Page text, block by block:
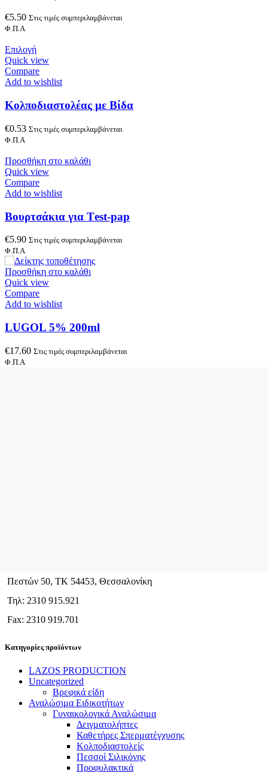
€5.50 Στις τιμές συμπεριλαμβάνεται
Φ.Π.Α
Επιλογή
Quick view
Compare
Add to wishlist
Κολποδιαστολέας με Βίδα
€0.53 Στις τιμές συμπεριλαμβάνεται
Φ.Π.Α
Προσθήκη στο καλάθι
Quick view
Compare
Add to wishlist
Βουρτσάκια για Τest-pap
€5.90 Στις τιμές συμπεριλαμβάνεται
Φ.Π.Α
Προσθήκη στο καλάθι
Quick view
Compare
Add to wishlist
LUGOL 5% 200ml
€17.60 Στις τιμές συμπεριλαμβάνεται
Φ.Π.Α
Πεστών 50, ΤΚ 54453, Θεσσαλονίκη
Τηλ: 2310 915.921
Fax: 2310 919.701
Κατηγορίες προϊόντων
LAZOS PRODUCTION
Uncategorized
Βρεφικά είδη
Αναλώσιμα Ειδικοτήτων
Γυναικολογικά Αναλώσιμα
Δειγματολήπτες
Καθετήρες Σπερματέγχυσης
Κολποδιαστολείς
Πεσσοί Σιλικόνης
Προφυλακτικά